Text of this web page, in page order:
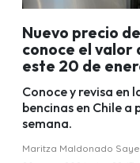
Nuevo precio
conoce el
este 20 de
Conoce y revisa en
bencinas en Chile
semana.
Maritza Maldonado